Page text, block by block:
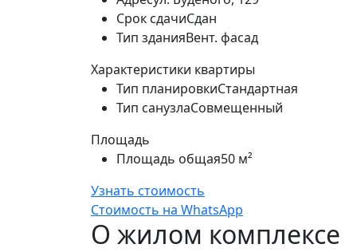
Срок сдачиСдан
Тип зданияВент. фасад
Характеристики квартиры
Тип планировкиСтандартная
Тип санузлаСовмещенный
Площадь
Площадь общая50 м²
Узнать стоимость
Стоимость на WhatsApp
О жилом комплексе